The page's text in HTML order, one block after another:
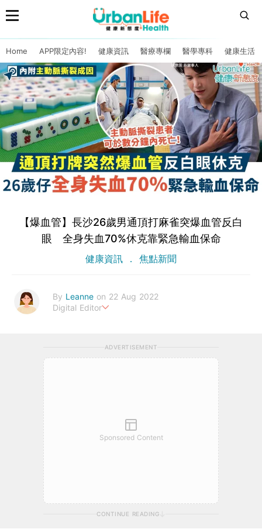
Home APP限定內容! 健康資訊 醫療專欄 醫學專科 健康生活
【爆血管】長沙26歲男通頂打麻雀突爆血管反白
眼 全身失血70%休克靠緊急輸血保命
健康資訊 焦點新聞
By Leanne on 22 Aug 2022
Digital Editor
ADVERTISEMENT
Sponsored Content
CONTINUE READING